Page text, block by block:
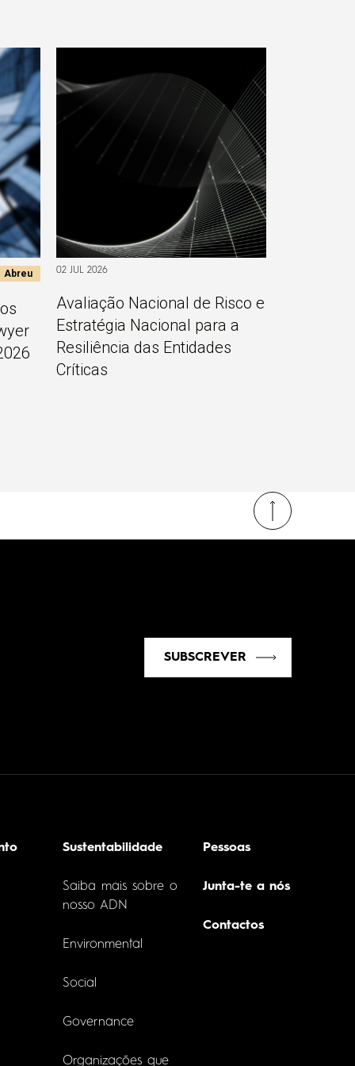
Abreu 02 JUL 2026
Avaliação Nacional de Risco e
Estratégia Nacional para a
Resiliência das Entidades
Críticas
SUBSCREVER
Sustentabilidade
Saiba mais sobre o
nosso ADN
Environmental
Social
Governance
Organizações que
Pessoas
Junta-te a nós
Contactos